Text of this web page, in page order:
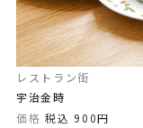
レストラン街
宇治金時
価格 税込 900円